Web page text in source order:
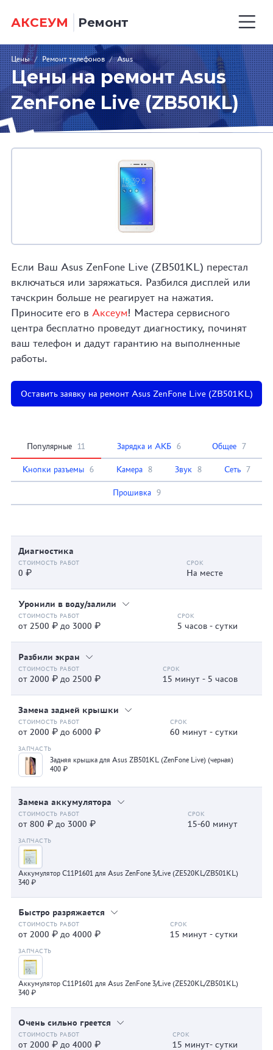
АКСЕУМ Ремонт
Цены / Ремонт телефонов / Asus
Цены на ремонт Asus
ZenFone Live (ZB501KL)
Если Ваш Asus ZenFone Live (ZB501KL) перестал
включаться или заряжаться. Разбился дисплей или
тачскрин больше не реагирует на нажатия.
Приносите его в Аксеум! Мастера сервисного
центра бесплатно проведут диагностику, починят
ваш телефон и дадут гарантию на выполненные
работы.
Оставить заявку на ремонт Asus ZenFone Live (ZB501KL)
Популярные 11 Зарядка и АКБ 6 Общее 7
Кнопки разъемы 6 Камера 8 Звук 8 Сеть 7
Прошивка 9
Диагностика
0 ₽ На месте
Уронили в воду/залили
от 2500 ₽ до 3000 ₽ 5 часов - сутки
Разбили экран
от 2000 ₽ до 2500 ₽ 15 минут - 5 часов
Замена задней крышки
от 2000 ₽ до 6000 ₽ 60 минут - сутки
Задняя крышка для Asus ZB501KL (ZenFone Live) (черная)
400 ₽
Замена аккумулятора
от 800 ₽ до 3000 ₽ 15-60 минут
Аккумулятор C11P1601 для Asus ZenFone 3/Live (ZE520KL/ZB501KL)
340 ₽
Быстро разряжается
от 2000 ₽ до 4000 ₽ 15 минут - сутки
Аккумулятор C11P1601 для Asus ZenFone 3/Live (ZE520KL/ZB501KL)
340 ₽
Очень сильно греется
от 2000 ₽ до 4000 ₽ 15 минут- сутки